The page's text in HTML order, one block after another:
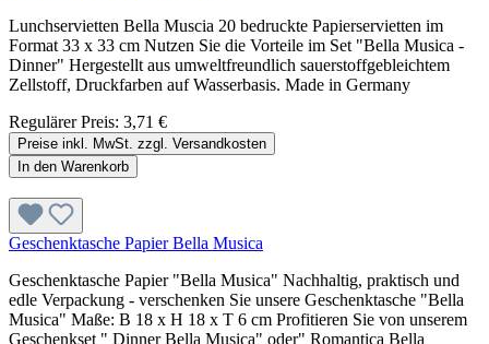
Lunchservietten Bella Muscia 20 bedruckte Papierservietten im
Format 33 x 33 cm Nutzen Sie die Vorteile im Set "Bella Musica -
Dinner" Hergestellt aus umweltfreundlich sauerstoffgebleichtem
Zellstoff, Druckfarben auf Wasserbasis. Made in Germany
Regulärer Preis: 3,71 €
Preise inkl. MwSt. zzgl. Versandkosten
In den Warenkorb
Geschenktasche Papier Bella Musica
Geschenktasche Papier "Bella Musica" Nachhaltig, praktisch und
edle Verpackung - verschenken Sie unsere Geschenktasche "Bella
Musica" Maße: B 18 x H 18 x T 6 cm Profitieren Sie von unserem
Geschenkset " Dinner Bella Musica" oder" Romantica Bella